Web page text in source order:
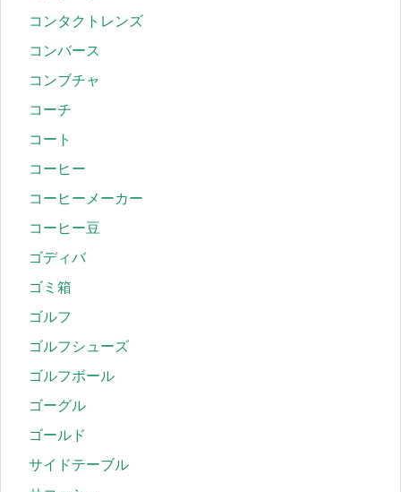
コンタクトレンズ
コンバース
コンブチャ
コーチ
コート
コーヒー
コーヒーメーカー
コーヒー豆
ゴディバ
ゴミ箱
ゴルフ
ゴルフシューズ
ゴルフボール
ゴーグル
ゴールド
サイドテーブル